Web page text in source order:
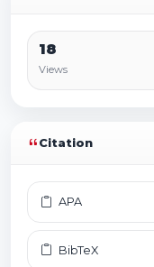
18
Views
Citation
APA
BibTeX